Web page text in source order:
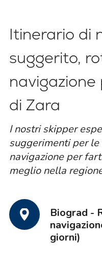
Itinerario di
suggerito,
navigazione
di Zara
I nostri skipper
suggerimenti per
navigazione per
meglio nella
Biograd -
giorni)